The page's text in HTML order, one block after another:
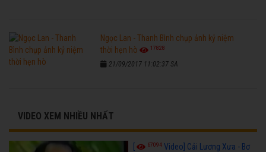
Ngọc Lan - Thanh Bình chụp ảnh kỷ niệm
thời hẹn hò
17828
21/09/2017 11:02:37 SA
VIDEO XEM NHIỀU NHẤT
[ 67094 Video] Cải Lương Xưa - Bơ